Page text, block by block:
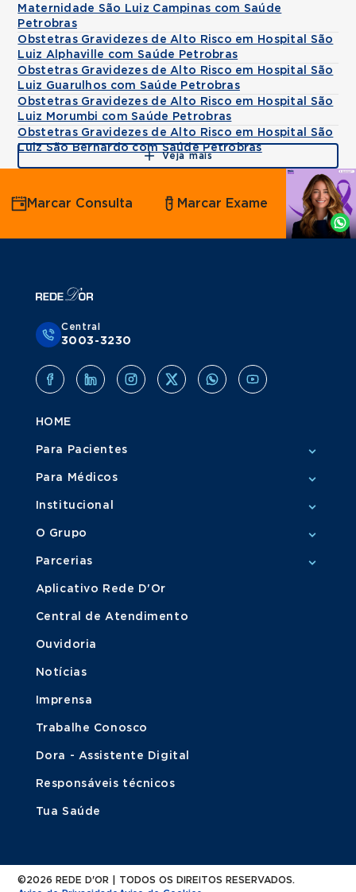
Maternidade São Luiz Campinas com Saúde
Petrobras
Obstetras Gravidezes de Alto Risco em Hospital São
Luiz Alphaville com Saúde Petrobras
Obstetras Gravidezes de Alto Risco em Hospital São
Luiz Guarulhos com Saúde Petrobras
Obstetras Gravidezes de Alto Risco em Hospital São
Luiz Morumbi com Saúde Petrobras
Obstetras Gravidezes de Alto Risco em Hospital São
Luiz São Bernardo com Saúde Petrobras
Veja mais
Agende
por
Whatsapp
Marcar Consulta Marcar Exame
Central
3003-3230
HOME
Para Pacientes
Para Médicos
Institucional
O Grupo
Parcerias
Aplicativo Rede D'Or
Central de Atendimento
Ouvidoria
Notícias
Imprensa
Trabalhe Conosco
Dora - Assistente Digital
Responsáveis técnicos
Tua Saúde
©2026 REDE D'OR | TODOS OS DIREITOS RESERVADOS.